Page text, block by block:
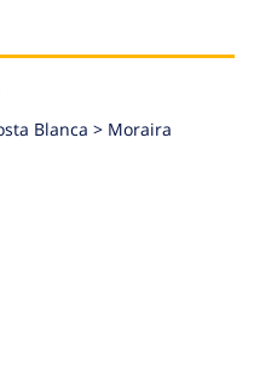
Blanca > Moraira